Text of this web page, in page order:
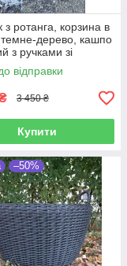
з ротанга, корзина в
темне-дерево, кашпо
з ручками зі
ротанга 45 л
відправки
3 450 ₴
Купити
–50%